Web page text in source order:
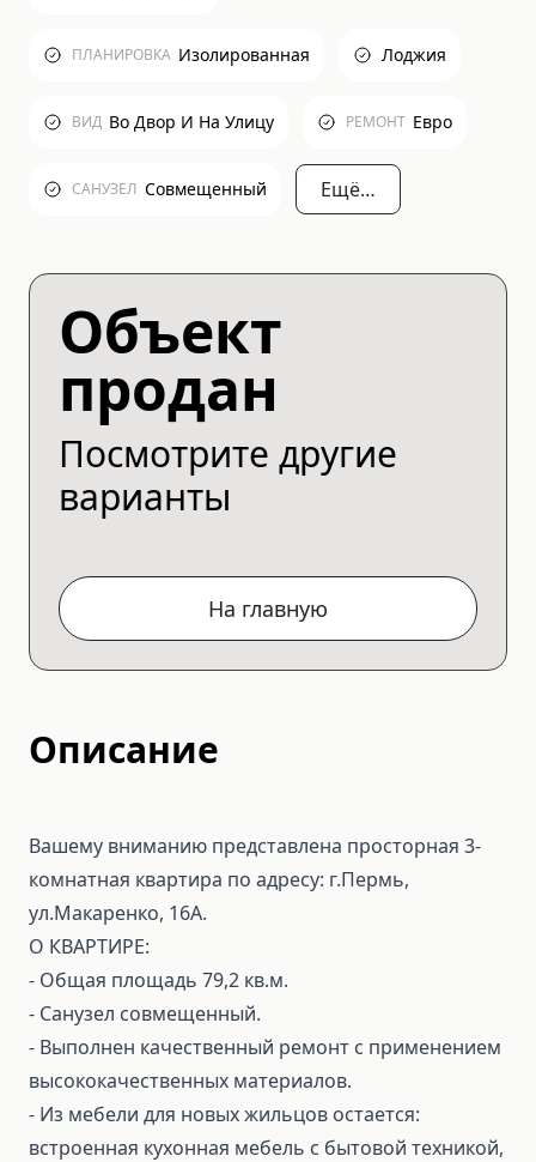
ПЛАНИРОВКА Изолированная Лоджия
ВИД Во Двор И На Улицу РЕМОНТ Евро
САНУЗЕЛ Совмещенный Ещё…
Объект
продан
Посмотрите другие
варианты
На главную
Описание
Вашему вниманию представлена просторная 3-
комнатная квартира по адресу: г.Пермь,
ул.Макаренко, 16А.
О КВАРТИРЕ:
- Общая площадь 79,2 кв.м.
- Санузел совмещенный.
- Выполнен качественный ремонт с применением
высококачественных материалов.
- Из мебели для новых жильцов остается:
встроенная кухонная мебель с бытовой техникой,